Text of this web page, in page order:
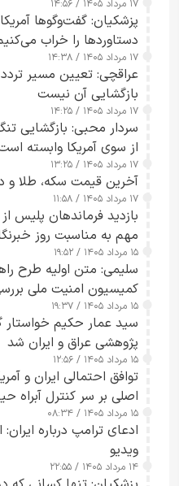
۱۷ مرداد ۱۴۰۵ / ۱۴:۵۶
پزشکیان: گفت‌وگوها
دستاوردها را خراب
۱۷ مرداد ۱۴۰۵ / ۱۴:۳۸
عراقچی: تعیین مسیر
بازگشایی آن نیست
۱۷ مرداد ۱۴۰۵ / ۱۴:۲۵
سردار محبی: بازگشایی
از سوی آمریکا وابسته
۱۷ مرداد ۱۴۰۵ / ۱۳:۲۵
آخرین قیمت سکه، طلا و دلار 17
۱۷ مرداد ۱۴۰۵ / ۱۱:۵۸
بازدید فرماندهان پلیس
مهم به مناسبت روز
تقویت امنیت و اعتماد
۱۵ مرداد ۱۴۰۵ / ۱۹:۵۲
سلیمی: متن اولیه طرح
کمیسیون امنیت ملی
۱۵ مرداد ۱۴۰۵ / ۱۹:۳۷
سید عمار حکیم
پژوهشی عراق و ایران شد
۱۵ مرداد ۱۴۰۵ / ۱۲:۵۶
توافق احتمالی ایران و
اصلی بر سر کنترل آبراه
۱۵ مرداد ۱۴۰۵ / ۰۸:۳۴
ادعای ترامپ درباره
ویدیو
۱۴ مرداد ۱۴۰۵ / ۲۲:۵۵